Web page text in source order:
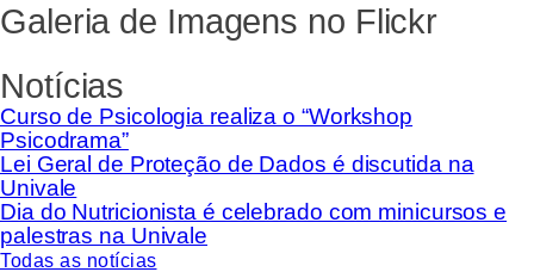
Galeria de Imagens no Flickr
Notícias
Curso de Psicologia realiza o “Workshop
Psicodrama”
Lei Geral de Proteção de Dados é discutida na
Univale
Dia do Nutricionista é celebrado com minicursos e
palestras na Univale
Todas as notícias